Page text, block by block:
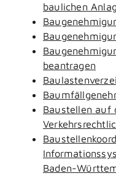
baulichen
beantragen
Baustellen auf
Baden-